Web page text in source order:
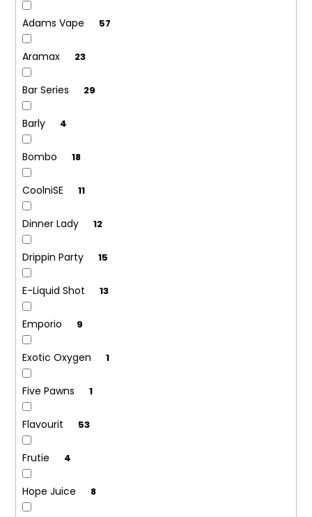
Adams Vape 57
Aramax 23
Bar Series 29
Barly 4
Bombo 18
CoolniSE 11
Dinner Lady 12
Drippin Party 15
E-Liquid Shot 13
Emporio 9
Exotic Oxygen 1
Five Pawns 1
Flavourit 53
Frutie 4
Hope Juice 8